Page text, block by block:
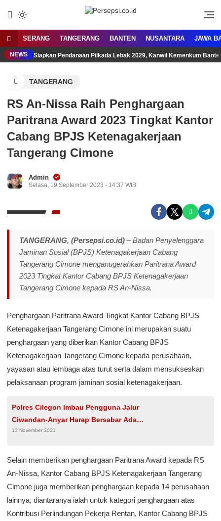
SERANG TANGERANG BANTEN NUSANTARA JAWA
NEWS Siapkan Pendanaan Pilkada Lebak 2029, Kanwil Kemenkum
TANGERANG
RS An-Nissa Raih Penghargaan
Paritrana Award 2023 Tingkat Kantor
Cabang BPJS Ketenagakerjaan
Tangerang Cimone
Admin
Selasa, 19 September 2023 - 14:37 WIB
TANGERANG, (Persepsi.co.id) – Badan Penyelenggara
Jaminan Sosial (BPJS) Ketenagakerjaan Cabang
Tangerang Cimone menganugerahkan Paritrana Award
2023 Tingkat Kantor Cabang BPJS Ketenagakerjaan
Tangerang Cimone kepada RS An-Nissa.
Penghargaan Paritrana Award Tingkat Kantor Cabang BPJS
Ketenagakerjaan Tangerang Cimone ini merupakan suatu
penghargaan yang diberikan Kantor Cabang BPJS
Ketenagakerjaan Tangerang Cimone kepada perusahaan,
yayasan atau lembaga atas turut serta dalam mensukseskan
pelaksanaan program jaminan sosial ketenagakerjaan.
Polres Cilegon Imbau Pengguna Jalur
Ciwandan-Anyar Harap Bersabar Ada
Perbaikan Jalan
13 November 2021
Selain memberikan penghargaan Paritrana Award kepada RS
An-Nissa, Kantor Cabang BPJS Ketenagakerjaan Tangerang
Cimone juga memberikan penghargaan kepada 14 perusahaan
lainnya, diantaranya ialah untuk kategori penghargaan atas
Kontribusi Perlindungan Pekerja Rentan, Kantor Cabang BPJS